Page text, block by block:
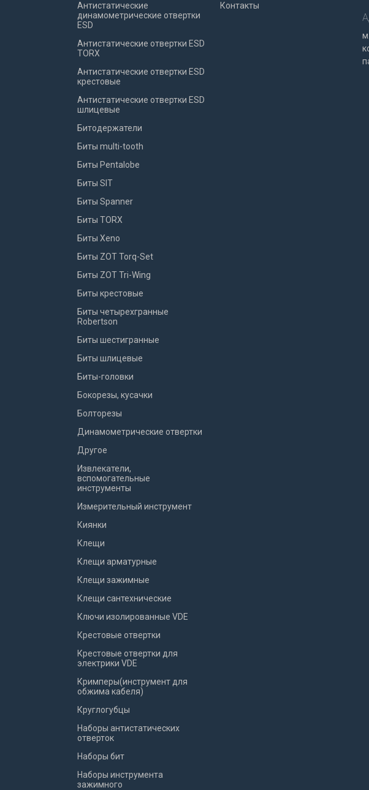
Антистатические
динамометрические отвертки
ESD
Антистатические отвертки ESD
TORX
Антистатические отвертки ESD
крестовые
Антистатические отвертки ESD
шлицевые
Битодержатели
Биты multi-tooth
Биты Pentalobe
Биты SIT
Биты Spanner
Биты TORX
Биты Xeno
Биты ZOT Torq-Set
Биты ZOT Tri-Wing
Биты крестовые
Биты четырехгранные
Robertson
Биты шестигранные
Биты шлицевые
Биты-головки
Бокорезы, кусачки
Болторезы
Динамометрические отвертки
Другое
Извлекатели,
вспомогательные
инструменты
Измерительный инструмент
Киянки
Клещи
Клещи арматурные
Клещи зажимные
Клещи сантехнические
Ключи изолированные VDE
Крестовые отвертки
Крестовые отвертки для
электрики VDE
Кримперы(инструмент для
обжима кабеля)
Круглогубцы
Наборы антистатических
отверток
Наборы бит
Наборы инструмента
зажимного
Контакты